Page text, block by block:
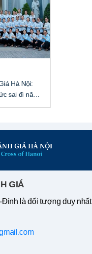
Hà Nội:
sai đi năm
GIÁ
là đối tượng duy nhất